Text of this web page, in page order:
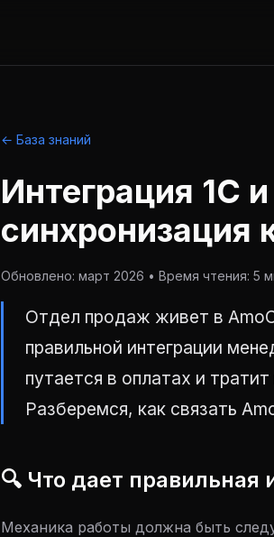
← База знаний
Интеграция 1С
синхронизация
Обновлено: март 2026 • Время чтения: 5
Отдел продаж живет в
правильной интеграции
путается в оплатах и
Разберемся, как связать
🔍 Что дает правильная
Механика работы должна быть